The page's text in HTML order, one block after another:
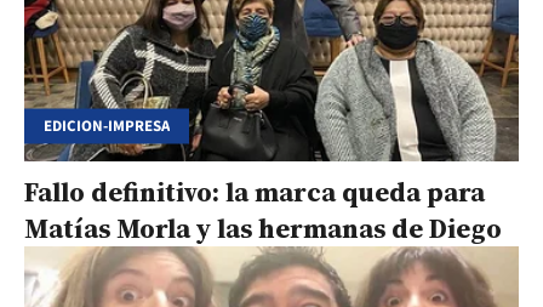
EDICION-IMPRESA
Fallo definitivo: la marca queda para
Matías Morla y las hermanas de Diego